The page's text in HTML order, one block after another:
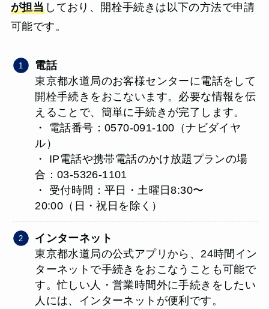
が担当 しており、開栓手続きは以下の方法で申請
可能です。
電話
東京都水道局のお客様センターに電話をして
開栓手続きをおこないます。必要な情報を伝
えることで、簡単に手続きが完了します。
・ 電話番号：0570-091-100（ナビダイヤ
ル）
・ IP電話や携帯電話のかけ放題プランの場
合：03-5326-1101
・ 受付時間：平日・土曜日8:30〜
20:00（日・祝日を除く）
インターネット
東京都水道局の公式アプリから、24時間イン
ターネットで手続きをおこなうことも可能で
す。忙しい人・営業時間外に手続きをしたい
人には、インターネットが便利です。